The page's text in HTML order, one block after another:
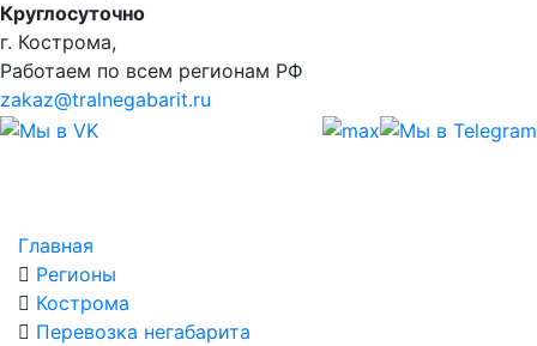
Круглосуточно
г. Кострома,
Работаем по всем регионам РФ
zakaz@tralnegabarit.ru
Главная
Регионы
Кострома
Перевозка негабарита